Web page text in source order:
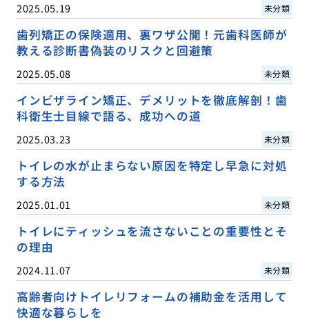
2025.05.19 未分類
歯列矯正の保険適用、裏ワザ公開！元歯科医師が
教える診断書偽装のリスクと回避策
2025.05.08 未分類
インビザライン矯正、デメリットを徹底解剖！歯
科衛生士目線で語る、成功への道
2025.03.23 未分類
トイレの水が止まらない原因を特定し早急に対処
する方法
2025.01.01 未分類
トイレにティッシュを流さないことの重要性とそ
の理由
2024.11.07 未分類
高齢者向けトイレリフォームの補助金を活用して
快適な暮らしを